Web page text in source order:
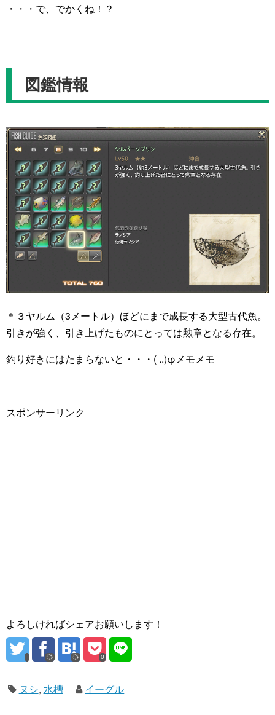
・・・で、でかくね！？
図鑑情報
＊３ヤルム（3メートル）ほどにまで成長する大型古代魚。
引きが強く、引き上げたものにとっては勲章となる存在。
釣り好きにはたまらないと・・・( ..)φメモメモ
スポンサーリンク
よろしければシェアお願いします！
0
ヌシ, 水槽 イーグル